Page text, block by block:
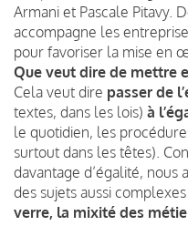
Armani et Pascale Pitavy.
accompagne les
pour favoriser la mise en
Que veut dire de mettre
Cela veut dire passer de
textes, dans les lois) à
le quotidien, les
surtout dans les têtes).
davantage d’égalité, nous
des sujets aussi
verre, la mixité des